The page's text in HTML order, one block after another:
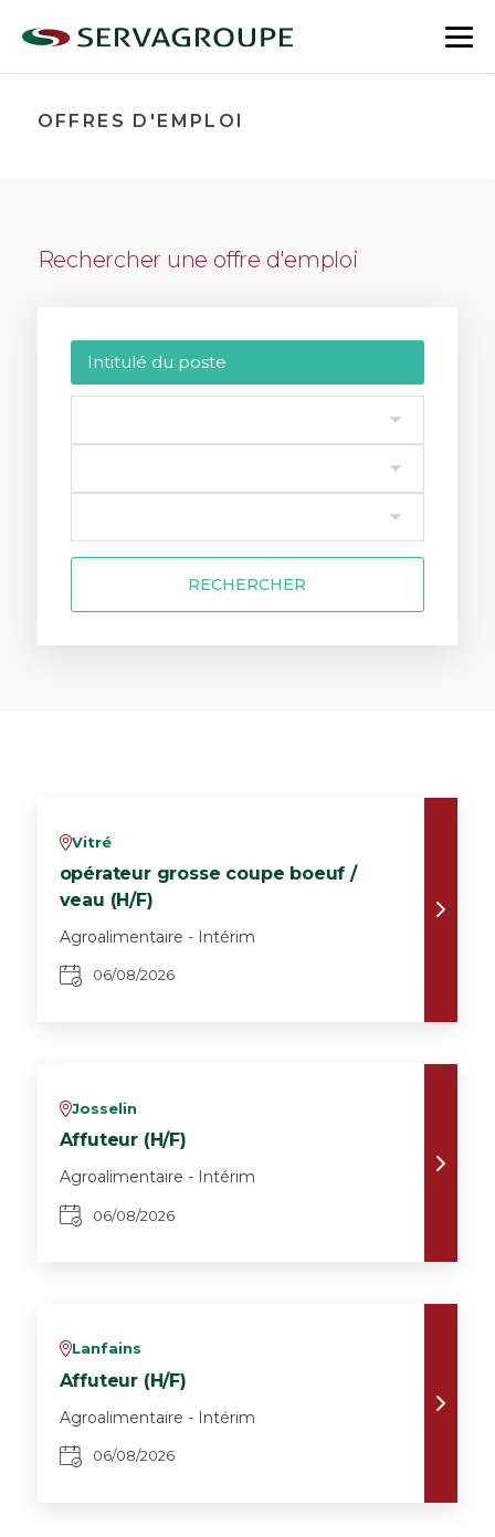
OFFRES D'EMPLOI
Rechercher une offre d'emploi
RECHERCHER
vVitré
opérateur grosse coupe boeuf /
veau (H/F)
Agroalimentaire - Intérim
06/08/2026
vJosselin
Affuteur (H/F)
Agroalimentaire - Intérim
06/08/2026
vLanfains
Affuteur (H/F)
Agroalimentaire - Intérim
06/08/2026